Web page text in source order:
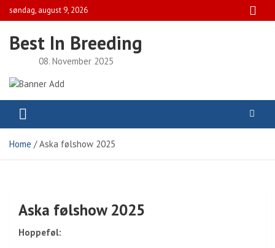
Skip
to
søndag, august 9, 2026
Best In Breeding
08. November 2025
Home Aska følshow 2025
Aska følshow 2025
Hoppeføl: